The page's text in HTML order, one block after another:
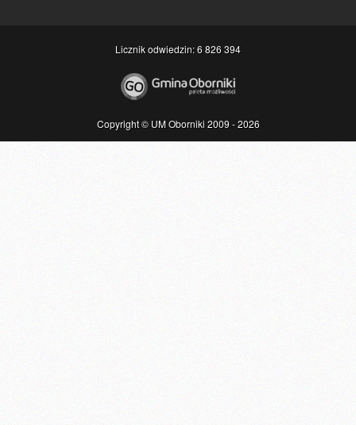
Licznik odwiedzin: 6 826 394
Copyright © UM Oborniki 2009 - 2026